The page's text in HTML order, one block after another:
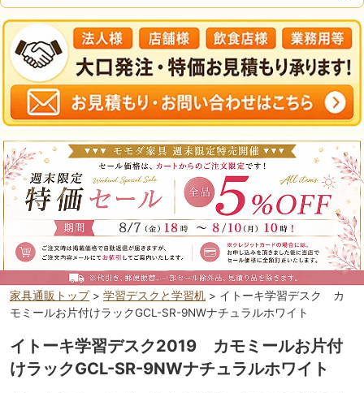
家具通販トップ> 学習デスクと学習机 > イトーキ学習デスク カ
モミールお片付けラックGCL-SR-9NWナチュラルホワイト
イトーキ学習デスク2019 カモミールお片付
けラックGCL-SR-9NWナチュラルホワイト